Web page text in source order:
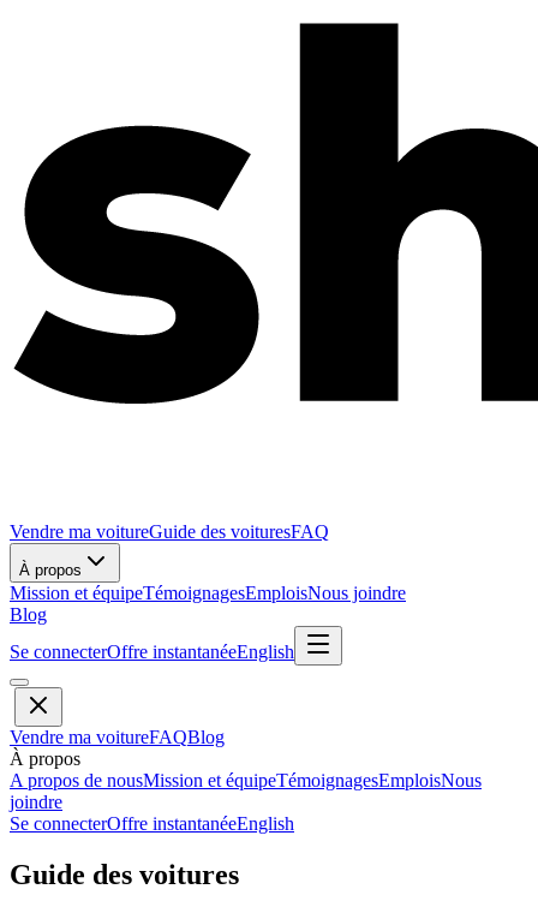
Vendre ma voitureGuide des voituresFAQ
À propos
Mission et équipeTémoignagesEmploisNous joindre
Blog
Se connecterOffre instantanéeEnglish
Vendre ma voitureFAQBlog
À propos
A propos de nousMission et équipeTémoignagesEmploisNous
joindre
Se connecterOffre instantanéeEnglish
Guide des voitures